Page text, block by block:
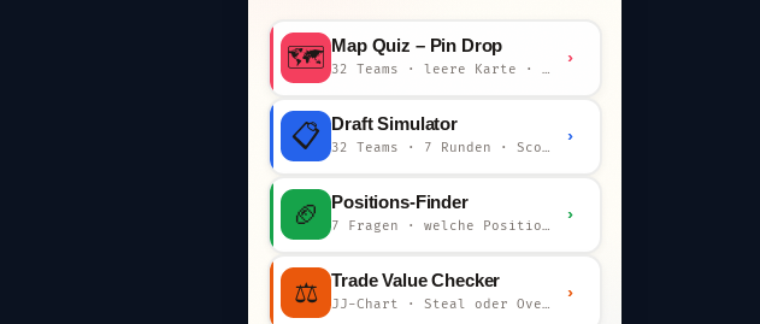
🗺️ Map Quiz – Pin Drop
32 Teams · leere Karte · km-Wertung
›
📋 Draft Simulator
32 Teams · 7 Runden · Scout-Kommentar
›
🏈 Positions-Finder
7 Fragen · welche Position bist du?
›
⚖️ Trade Value Checker
JJ-Chart · Steal oder Overpay?
›